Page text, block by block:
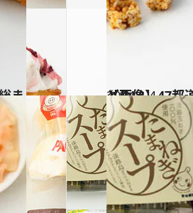
2024.1.4
【画像】47都道府県「手土産グルメ」2024 “西日本の旨いもの”を総まとめ
グルメ